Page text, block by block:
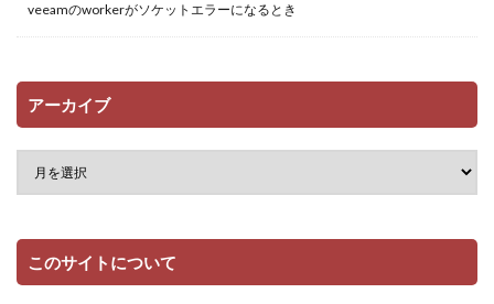
veeamのworkerがソケットエラーになるとき
アーカイブ
このサイトについて